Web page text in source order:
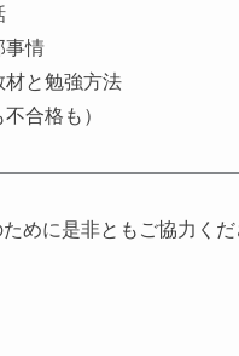
事情
材と勉強方法
合格も）
めに是非ともご協力くだ